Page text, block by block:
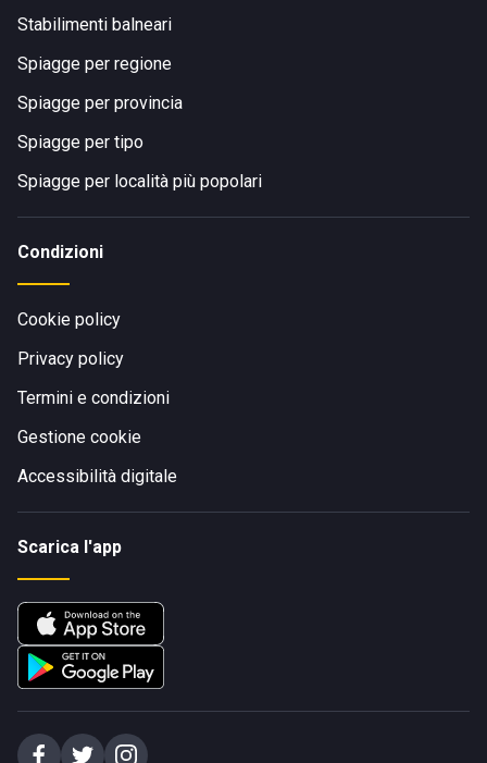
Stabilimenti balneari
Spiagge per regione
Spiagge per provincia
Spiagge per tipo
Spiagge per località più popolari
Condizioni
Cookie policy
Privacy policy
Termini e condizioni
Gestione cookie
Accessibilità digitale
Scarica l'app